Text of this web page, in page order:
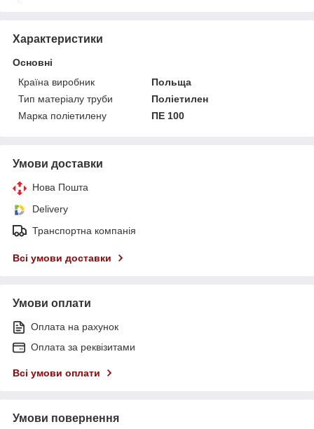
Характеристики
Основні
Країна виробник
Польща
Тип матеріалу труби
Поліетилен
Марка поліетилену
ПЕ 100
Умови доставки
Нова Пошта
Delivery
Транспортна компанія
Всі умови доставки
Умови оплати
Оплата на рахунок
Оплата за реквізитами
Всі умови оплати
Умови повернення